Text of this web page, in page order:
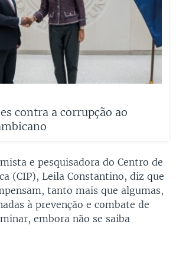
contra a corrupção ao
e pesquisadora do Centro de
(CIP), Leila Constantino, diz que
tanto mais que algumas,
à prevenção e combate de
embora não se saiba